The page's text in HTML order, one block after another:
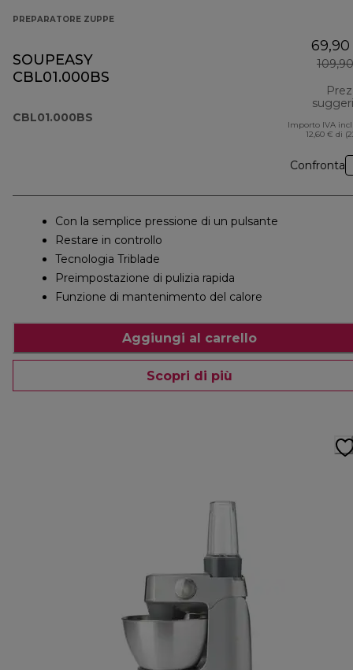
PREPARATORE ZUPPE
SOUPEASY
CBL01.000BS
CBL01.000BS
Importo IVA
12,60 € di
Confronta
Con la semplice pressione di un pulsante
Restare in controllo
Tecnologia Triblade
Preimpostazione di pulizia rapida
Funzione di mantenimento del calore
Aggiungi al carrello
Scopri di più